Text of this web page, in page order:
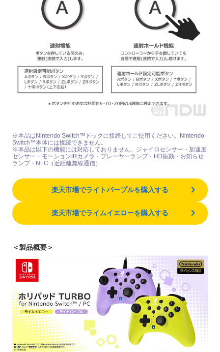
※本品はNintendo Switch™ドックに接続してご使用ください。Nintendo
Switch™本体には接続できません。
※本品は以下の機能には対応しておりません。ジャイロセンサー・加速度
センサー・モーションIRカメラ・プレーヤーランプ・HD振動・お知らせ
ランプ・NFC（近距離無線通信）
楽天市場でライトパープルを購入する
楽天市場でライムイエローを購入する
＜製品概要＞